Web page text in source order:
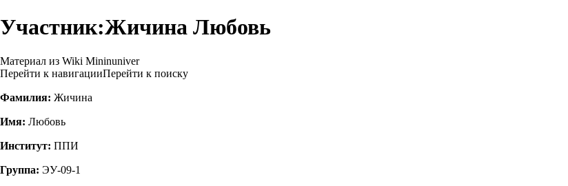
Участник:Жичина Любовь
Материал из Wiki Mininuniver
Перейти к навигацииПерейти к поиску
Фамилия: Жичина
Имя: Любовь
Институт: ППИ
Группа: ЭУ-09-1